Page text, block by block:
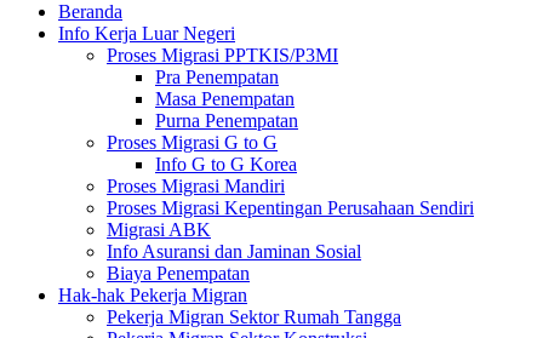
Beranda
Info Kerja Luar Negeri
Proses Migrasi PPTKIS/P3MI
Pra Penempatan
Masa Penempatan
Purna Penempatan
Proses Migrasi G to G
Info G to G Korea
Proses Migrasi Mandiri
Proses Migrasi Kepentingan Perusahaan Sendiri
Migrasi ABK
Info Asuransi dan Jaminan Sosial
Biaya Penempatan
Hak-hak Pekerja Migran
Pekerja Migran Sektor Rumah Tangga